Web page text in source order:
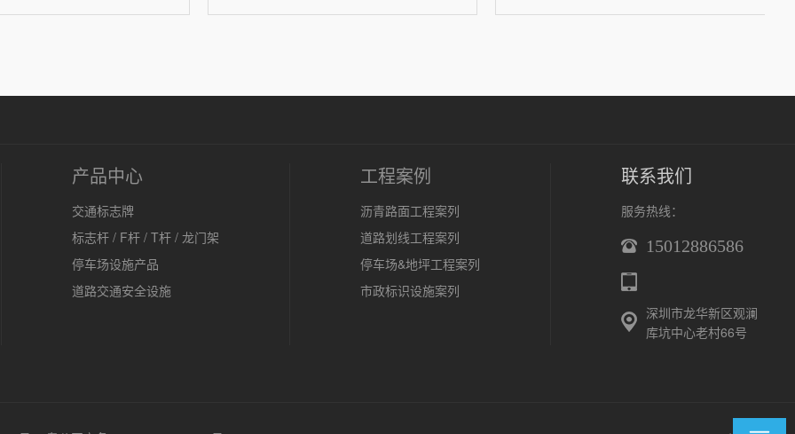
产品中心
交通标志牌
标志杆 / F杆 / T杆 / 龙门架
停车场设施产品
道路交通安全设施
工程案例
沥青路面工程案列
道路划线工程案列
停车场&地坪工程案列
市政标识设施案列
联系我们
服务热线：
15012886586
深圳市龙华新区观澜
库坑中心老村66号